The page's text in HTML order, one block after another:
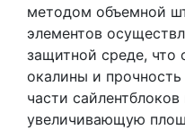
методом объемной
элементов
защитной среде, что
окалины и
части
увеличивающую